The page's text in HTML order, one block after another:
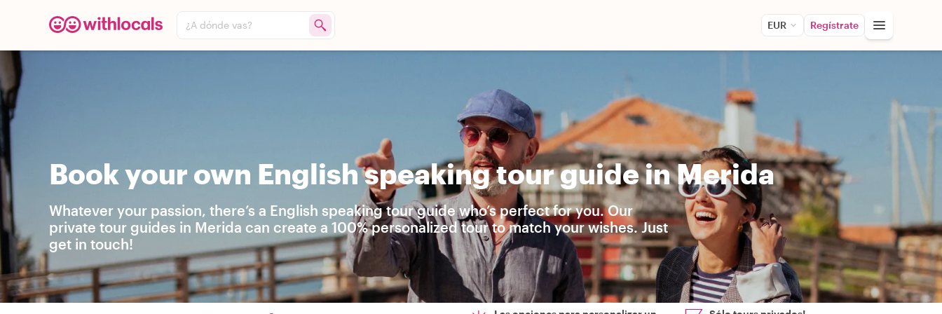
¿A dónde vas? EUR Regístrate
Book your own English speaking tour guide in Merida
Whatever your passion, there’s a English speaking tour guide who’s perfect for you. Our
private tour guides in Merida can create a 100% personalized tour to match your wishes. Just
get in touch!